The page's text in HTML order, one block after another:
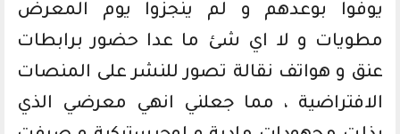
يوفوا بوعدهم و لم ينجزوا يوم المعرض
مطويات و لا اي شئ ما عدا حضور برابطات
عنق و هواتف نقالة تصور للنشر على المنصات
الافتراضية ، مما جعلني انهي معرضي الذي